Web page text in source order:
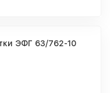
ЭФГ 63/762-10